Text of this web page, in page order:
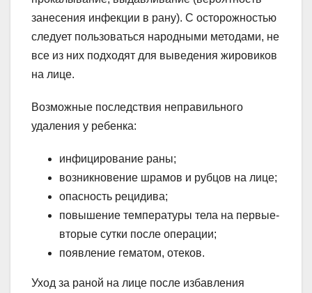
занесения инфекции в рану). С осторожностью
следует пользоваться народными методами, не
все из них подходят для выведения жировиков
на лице.
Возможные последствия неправильного
удаления у ребенка:
инфицирование раны;
возникновение шрамов и рубцов на лице;
опасность рецидива;
повышение температуры тела на первые-
вторые сутки после операции;
появление гематом, отеков.
Уход за раной на лице после избавления